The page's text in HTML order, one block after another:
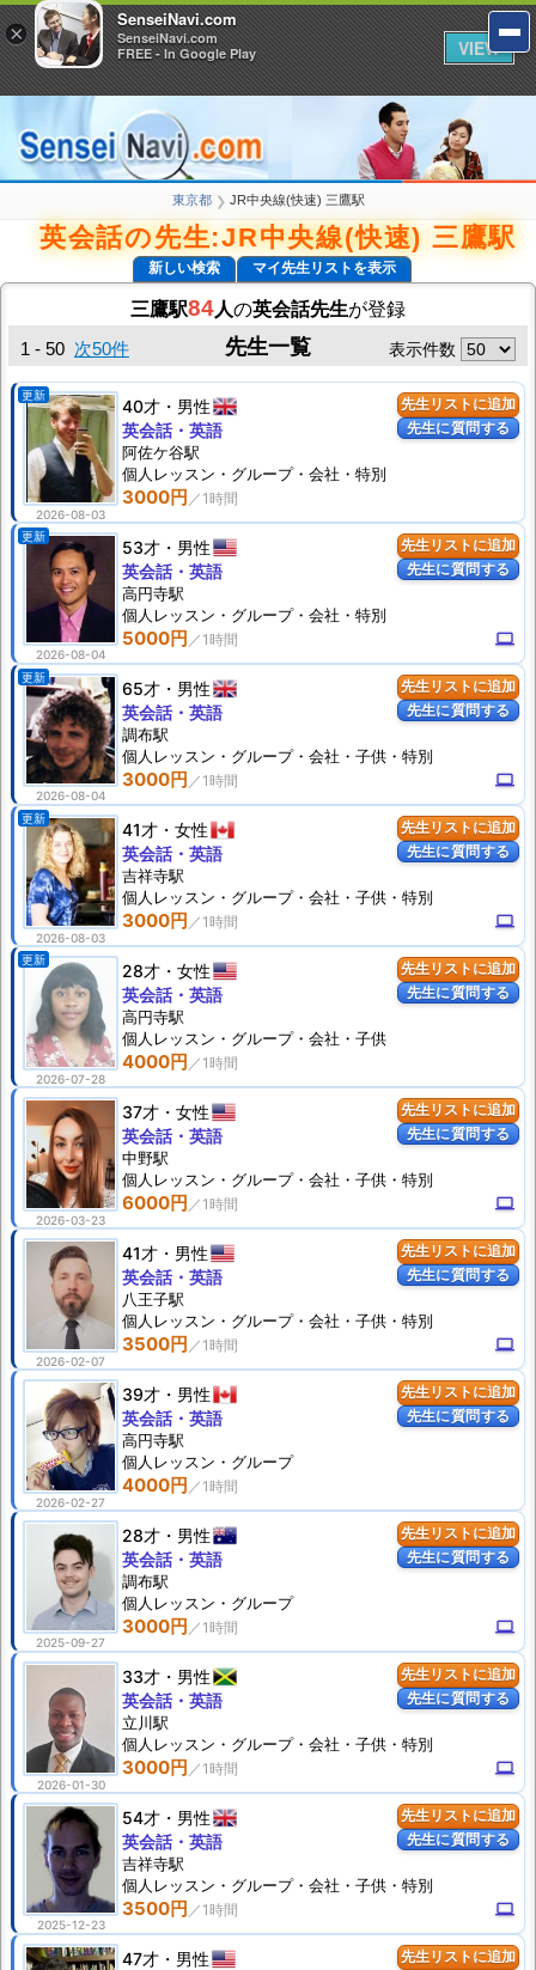
東京都 ❯ JR中央線(快速) 三鷹駅
英会話の先生:JR中央線(快速) 三鷹駅
新しい検索 マイ先生リストを表示
三鷹駅84人の英会話先生が登録
先生一覧
1 - 50 次50件 表示件数
先生リストに追加
先生に質問する
更新
2026-08-03
40才 男性
3000円
英会話・英語
阿佐ケ谷駅
個人 レッスン ・グループ・会社・特別
先生リストに追加
先生に質問する
更新
2026-08-04
53才 男性
5000円 computer
英会話・英語
高円寺駅
個人 レッスン ・グループ・会社・特別
先生リストに追加
先生に質問する
更新
2026-08-04
65才 男性
3000円 computer
英会話・英語
調布駅
個人 レッスン ・グループ・会社・子供・特別
先生リストに追加
先生に質問する
更新
2026-08-03
41才 女性
3000円 computer
英会話・英語
吉祥寺駅
個人 レッスン ・グループ・会社・子供・特別
先生リストに追加
先生に質問する
更新
2026-07-28
28才 女性
4000円
英会話・英語
高円寺駅
個人 レッスン ・グループ・会社・子供
先生リストに追加
先生に質問する
2026-03-23
37才 女性
6000円 computer
英会話・英語
中野駅
個人 レッスン ・グループ・会社・子供・特別
先生リストに追加
先生に質問する
2026-02-07
41才 男性
3500円 computer
英会話・英語
八王子駅
個人 レッスン ・グループ・会社・子供・特別
先生リストに追加
先生に質問する
2026-02-27
39才 男性
4000円
英会話・英語
高円寺駅
個人 レッスン ・グループ
先生リストに追加
先生に質問する
2025-09-27
28才 男性
3000円 computer
英会話・英語
調布駅
個人 レッスン ・グループ
先生リストに追加
先生に質問する
2026-01-30
33才 男性
3000円 computer
英会話・英語
立川駅
個人 レッスン ・グループ・会社・子供・特別
先生リストに追加
先生に質問する
2025-12-23
54才 男性
3500円 computer
英会話・英語
吉祥寺駅
個人 レッスン ・グループ・会社・子供・特別
先生リストに追加
47才 男性
×
SenseiNavi.com
SenseiNavi.com
FREE - In Google Play
VIEW
×
SenseiNavi.com
SenseiNavi.com
FREE - In Google Play
VIEW